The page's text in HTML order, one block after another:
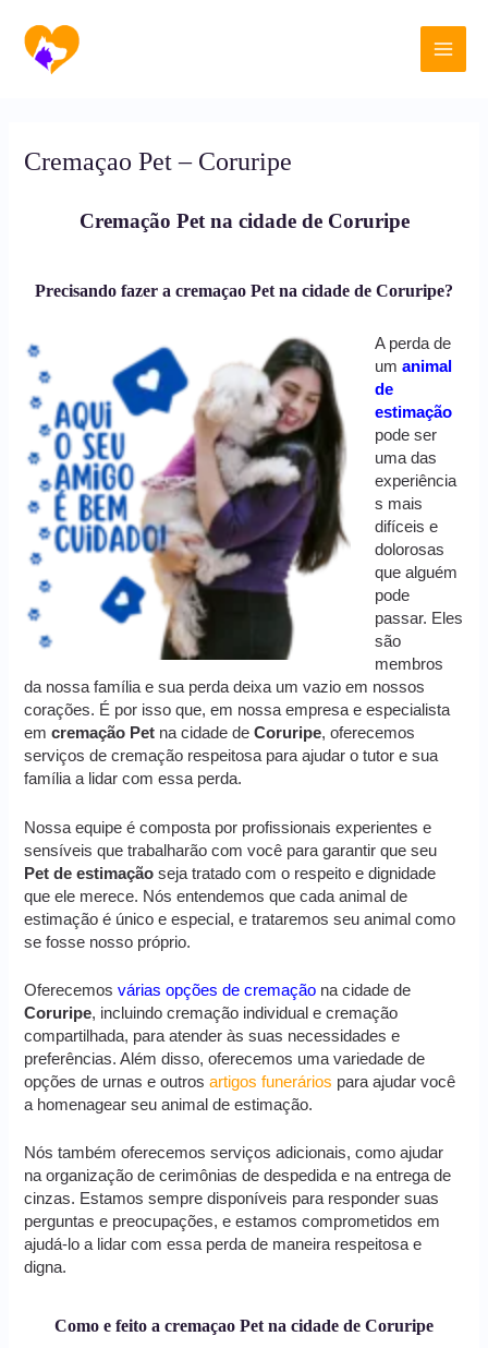
para
conteúdo
Main
Cremaçao Pet – Coruripe
Cremação Pet na cidade de Coruripe
Precisando fazer a cremaçao Pet na cidade de Coruripe?
A perda de
umanimal
de
estimação
pode ser
uma das
experiência
s mais
difíceis e
dolorosas
que alguém
pode
passar. Eles
são
membros
da nossa família e sua perda deixa um vazio em nossos
corações. É por isso que, em nossa empresa e especialista
emcremação Pet na cidade deCoruripe, oferecemos
serviços de cremação respeitosa para ajudar o tutor e sua
família a lidar com essa perda.
Nossa equipe é composta por profissionais experientes e
sensíveis que trabalharão com você para garantir que seu
Pet de estimação seja tratado com o respeito e dignidade
que ele merece. Nós entendemos que cada animal de
estimação é único e especial, e trataremos seu animal como
se fosse nosso próprio.
Oferecemosvárias opções de cremação na cidade de
Coruripe, incluindo cremação individual e cremação
compartilhada, para atender às suas necessidades e
preferências. Além disso, oferecemos uma variedade de
opções de urnas e outrosartigos funerários para ajudar você
a homenagear seu animal de estimação.
Nós também oferecemos serviços adicionais, como ajudar
na organização de cerimônias de despedida e na entrega de
cinzas. Estamos sempre disponíveis para responder suas
perguntas e preocupações, e estamos comprometidos em
ajudá-lo a lidar com essa perda de maneira respeitosa e
digna.
Como e feito a cremaçao Pet na cidade de Coruripe